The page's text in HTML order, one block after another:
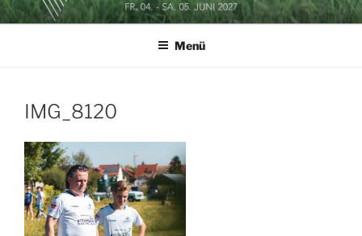
Zum
InhaltSOCCERGOLF BUSINESSCUP
Menü
IMG_8120